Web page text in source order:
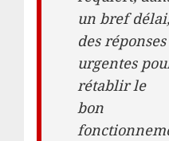
un bref délai,
des réponses
urgentes
rétablir le
bon